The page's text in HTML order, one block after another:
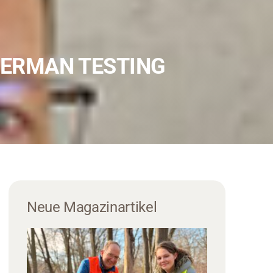
TESTING B
Neue Magazinartikel